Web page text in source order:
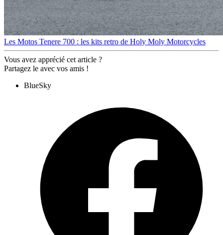
Les Motos Tenere 700 : les kits retro de Holy Moly Motorcycles
Vous avez apprécié cet article ?
Partagez le avec vos amis !
BlueSky